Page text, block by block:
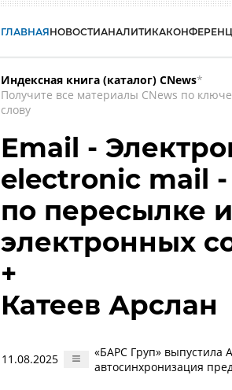
ГЛАВНАЯНОВОСТИАНАЛИТИКА
Индексная книга (каталог) CNews*
Получите все материалы CNews по
слову
Email -
electronic mail
по пересылке
электронных
+
Катеев Арслан
11.08.2025
«БАРС Груп» выпустила
автосинхронизация